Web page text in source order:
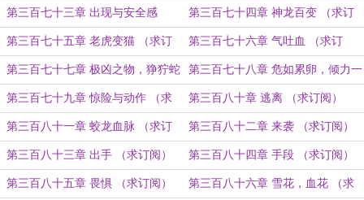
阅）
第三百七十三章 出现与安全感
（求订阅）
第三百七十四章 神龙百变 （求订
阅）
第三百七十五章 老虎变猫 （求订
阅）
第三百七十六章 气吐血 （求订
阅）
第三百七十七章 极凶之物，狰狞蛇
兽 （求订阅）
第三百七十八章 危如累卵，倾力一
击 （求订阅）
第三百七十九章 惊险与动作 （求
订阅）
第三百八十章 逃离 （求订阅）
第三百八十一章 蛟龙血脉 （求订
阅）
第三百八十二章 来袭 （求订阅）
第三百八十三章 出手 （求订阅） 第三百八十四章 手段 （求订阅）
第三百八十五章 畏惧 （求订阅） 第三百八十六章 雪花，血花 （求